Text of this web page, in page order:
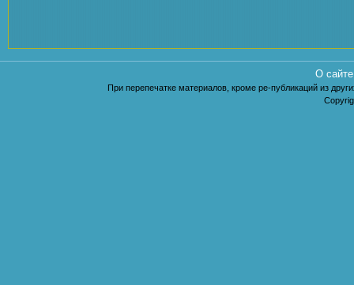
О
При перепечатке материалов, кроме ре-публикаций из